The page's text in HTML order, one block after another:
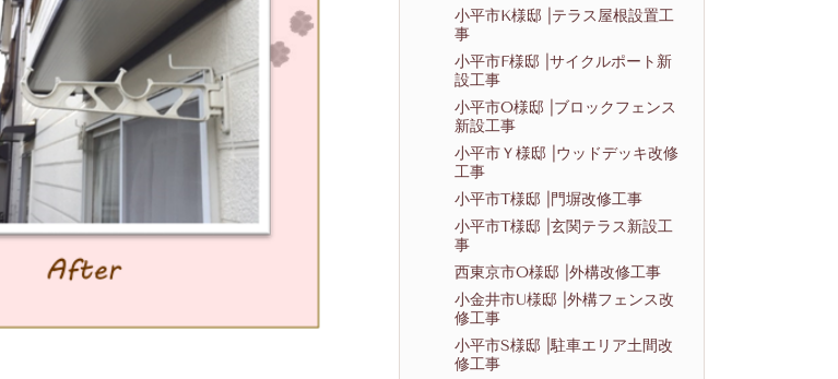
小平市K様邸 |テラス屋根設置工
事
小平市F様邸 |サイクルポート新
設工事
小平市O様邸 |ブロックフェンス
新設工事
小平市Ｙ様邸 |ウッドデッキ改修
工事
小平市T様邸 |門塀改修工事
小平市T様邸 |玄関テラス新設工
事
西東京市O様邸 |外構改修工事
小金井市U様邸 |外構フェンス改
修工事
小平市S様邸 |駐車エリア土間改
修工事